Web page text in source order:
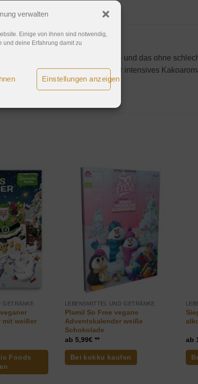
verwalten
Einige von ihnen sind notwendig,
und deine Erfahrung damit zu
Einstellungen anzeigen
die Vorfreude auf Weihnachten – und das ohne
mit Xylit und überzeugt durch ihr intensives
GETRÄNKE
mit weißer
Foods
LEBENSMITTEL UND GETRÄNKE
Plamil So Free vegane
Adventskalender weiße
Schokolade
5,99€
Bei kokku kaufen